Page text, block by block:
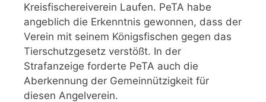
Kreisfischereiverein Laufen. PeTA habe
angeblich die Erkenntnis gewonnen, dass der
Verein mit seinem Königsfischen gegen das
Tierschutzgesetz verstößt. In der
Strafanzeige forderte PeTA auch die
Aberkennung der Gemeinnützigkeit für
diesen Angelverein.